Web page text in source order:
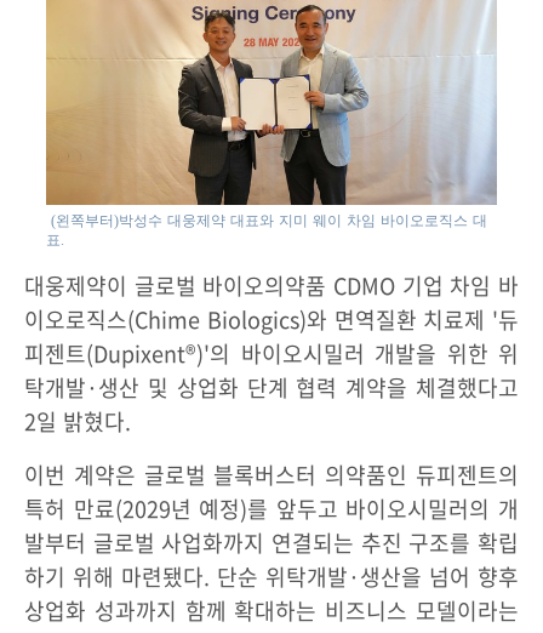
(왼쪽부터)박성수 대웅제약 대표와 지미 웨이 차임 바이오로직스 대
표.
대웅제약이 글로벌 바이오의약품 CDMO 기업 차임 바
이오로직스(Chime Biologics)와 면역질환 치료제 '듀
피젠트(Dupixent®)'의 바이오시밀러 개발을 위한 위
탁개발·생산 및 상업화 단계 협력 계약을 체결했다고
2일 밝혔다.
이번 계약은 글로벌 블록버스터 의약품인 듀피젠트의
특허 만료(2029년 예정)를 앞두고 바이오시밀러의 개
발부터 글로벌 사업화까지 연결되는 추진 구조를 확립
하기 위해 마련됐다. 단순 위탁개발·생산을 넘어 향후
상업화 성과까지 함께 확대하는 비즈니스 모델이라는